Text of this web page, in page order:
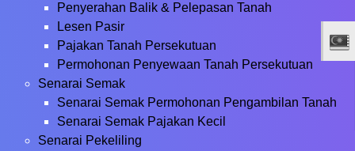
Penyerahan Balik & Pelepasan Tanah
Lesen Pasir
Pajakan Tanah Persekutuan
Permohonan Penyewaan Tanah Persekutuan
Senarai Semak
Senarai Semak Permohonan Pengambilan Tanah
Senarai Semak Pajakan Kecil
Senarai Pekeliling